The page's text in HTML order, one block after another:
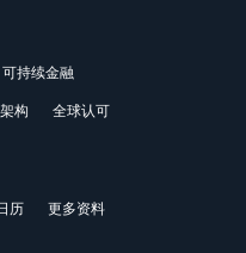
可持续金融
构 全球认可
历 更多资料